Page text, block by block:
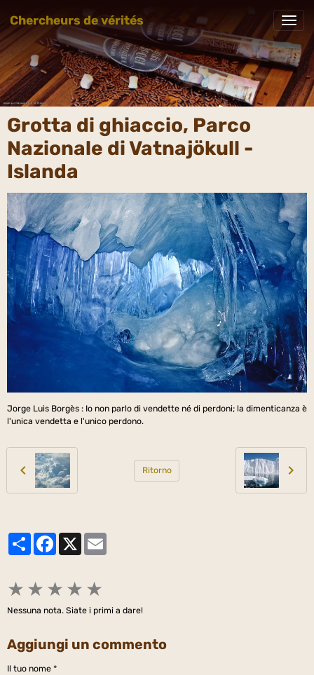
Chercheurs de vérités
Grotta di ghiaccio, Parco
Nazionale di Vatnajökull -
Islanda
Jorge Luis Borgès : Io non parlo di vendette né di perdoni; la dimenticanza è
l'unica vendetta e l'unico perdono.
Ritorno
PartagerFacebook
★ ★ ★ ★ ★
Nessuna nota. Siate i primi a dare!
Aggiungi un commento
Il tuo nome